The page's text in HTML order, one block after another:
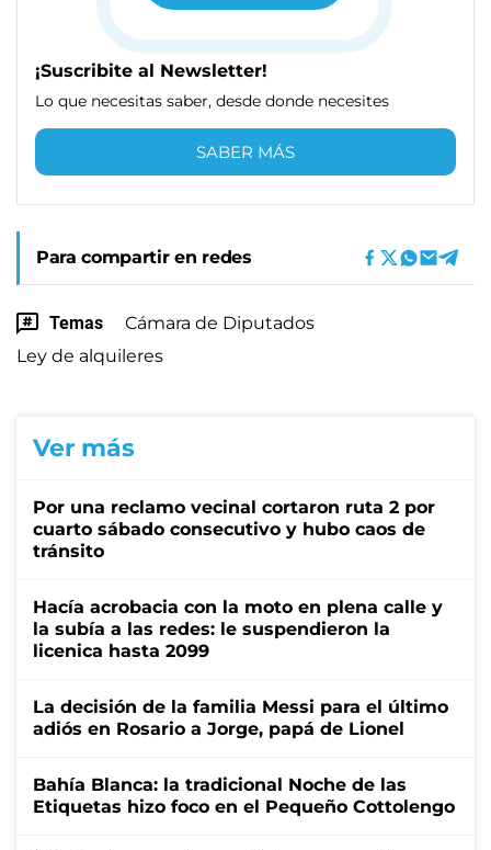
¡Suscribite al Newsletter!
Lo que necesitas saber, desde donde necesites
SABER MÁS
Para compartir en redes
Temas
Cámara de Diputados
Ley de alquileres
Ver más
Por una reclamo vecinal cortaron ruta 2 por
cuarto sábado consecutivo y hubo caos de
tránsito
Hacía acrobacia con la moto en plena calle y
la subía a las redes: le suspendieron la
licenica hasta 2099
La decisión de la familia Messi para el último
adiós en Rosario a Jorge, papá de Lionel
Bahía Blanca: la tradicional Noche de las
Etiquetas hizo foco en el Pequeño Cottolengo